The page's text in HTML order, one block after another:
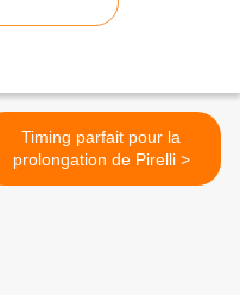
Timing parfait pour la
prolongation de Pirelli >